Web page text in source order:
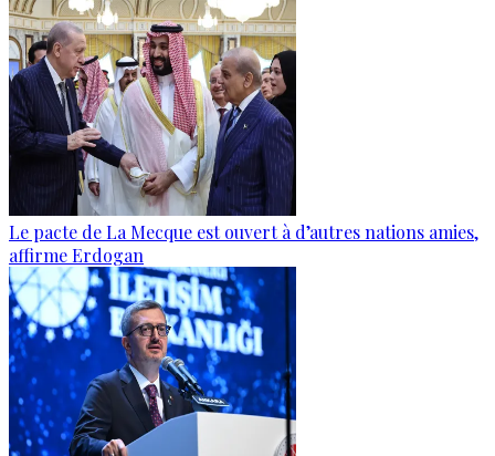
Le pacte de La Mecque est ouvert à d’autres nations amies,
affirme Erdogan